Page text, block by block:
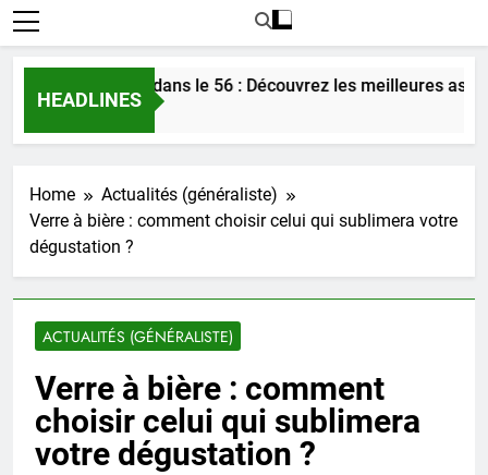
HEADLINES
l’amour dans le 56 : Découvrez les meilleures astuces
Home
Actualités (généraliste)
Verre à bière : comment choisir celui qui sublimera votre
dégustation ?
ACTUALITÉS (GÉNÉRALISTE)
Verre à bière : comment
choisir celui qui sublimera
votre dégustation ?